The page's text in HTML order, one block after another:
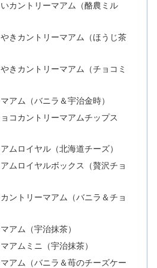
カントリーマアム（酪農ミル
きカントリーマアム（ほうじ茶
きカントリーマアム（チョコミ
アム（バニラ＆宇治金時）
コカントリーマアムチップス
ムロイヤル（北海道チーズ）
ムロイヤルボックス（贅沢チョ
ントリーマアム（バニラ＆チョ
アム（宇治抹茶）
アムミニ（宇治抹茶）
アム（バニラ＆苺のチーズケー